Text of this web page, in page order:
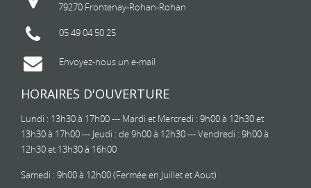
79270 Frontenay-Rohan-Rohan
05 49 04 50 25
Envoyez-nous un e-mail
HORAIRES D'OUVERTURE
Lundi : 13h30 à 17h00 --- Mardi et Mercredi : 9h00 à 12h30 et
13h30 à 17h00 --- Jeudi : de 9h00 à 12h30 --- Vendredi : 9h00 à
12h30 et 13h30 à 16h00
Samedi : 9h00 à 12h00 (Fermée en Juillet et Aout)